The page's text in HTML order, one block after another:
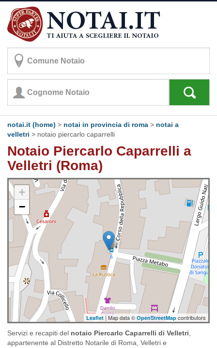
notai.it (home) > notai in provincia di roma > notai a
velletri > notaio piercarlo caparrelli
Notaio Piercarlo Caparrelli a
Velletri (Roma)
+
−
Leaflet| Map data © OpenStreetMapcontributors
Servizi e recapiti del notaio Piercarlo Caparrelli di Velletri
appartenente al Distretto Notarile di Roma, Velletri e